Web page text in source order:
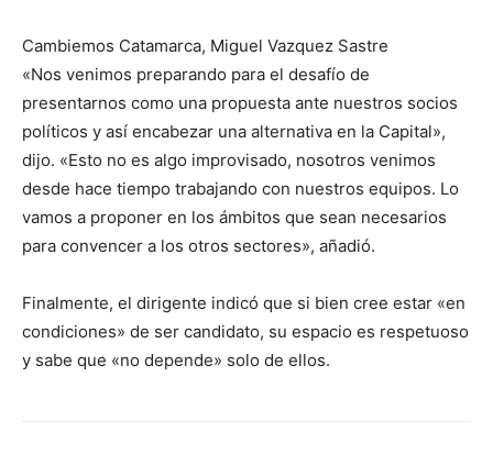
Cambiemos Catamarca, Miguel Vazquez Sastre
«Nos venimos preparando para el desafío de
presentarnos como una propuesta ante nuestros socios
políticos y así encabezar una alternativa en la Capital»,
dijo. «Esto no es algo improvisado, nosotros venimos
desde hace tiempo trabajando con nuestros equipos. Lo
vamos a proponer en los ámbitos que sean necesarios
para convencer a los otros sectores», añadió.
Finalmente, el dirigente indicó que si bien cree estar «en
condiciones» de ser candidato, su espacio es respetuoso
y sabe que «no depende» solo de ellos.